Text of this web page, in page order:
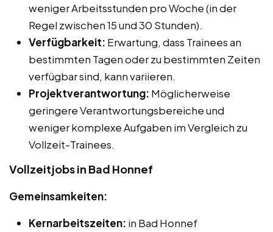
weniger Arbeitsstunden pro Woche (in der
Regel zwischen 15 und 30 Stunden).
Verfügbarkeit: Erwartung, dass Trainees an
bestimmten Tagen oder zu bestimmten Zeiten
verfügbar sind, kann variieren.
Projektverantwortung: Möglicherweise
geringere Verantwortungsbereiche und
weniger komplexe Aufgaben im Vergleich zu
Vollzeit-Trainees.
Vollzeitjobs in Bad Honnef
Gemeinsamkeiten:
Kernarbeitszeiten: in Bad Honnef